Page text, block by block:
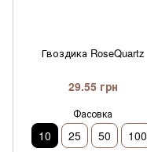
Гвоздика RoseQuartz
29.55 грн
Фасовка
10 25 50 100